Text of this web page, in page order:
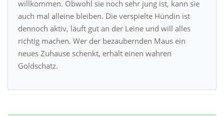
willkommen. Obwohl sie noch sehr jung ist, kann sie
auch mal alleine bleiben. Die verspielte Hündin ist
dennoch aktiv, läuft gut an der Leine und will alles
richtig machen. Wer der bezaubernden Maus ein
neues Zuhause schenkt, erhält einen wahren
Goldschatz.